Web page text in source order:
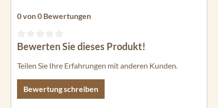
0 von 0 Bewertungen
Durchschnittliche Bewertung von 0 von 5 Sternen
Bewerten Sie dieses Produkt!
Teilen Sie Ihre Erfahrungen mit anderen Kunden.
Bewertung schreiben